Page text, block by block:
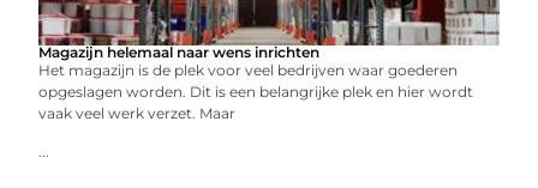
Magazijn helemaal naar wens inrichten
Het magazijn is de plek voor veel bedrijven waar goederen
opgeslagen worden. Dit is een belangrijke plek en hier wordt
vaak veel werk verzet. Maar
...